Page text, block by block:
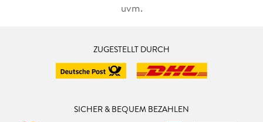
uvm.
ZUGESTELLT DURCH
SICHER & BEQUEM BEZAHLEN